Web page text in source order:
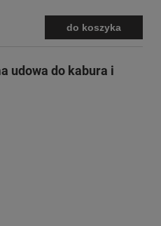
do koszyka
udowa do kabura i